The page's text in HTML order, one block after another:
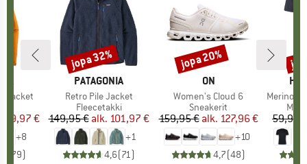
Jacket
hinta
139,97 €
+8
79)
MERKKI
PATAGONIA
Tuote
Retro Pile Jacket
Tuoteryhmä
Fleecetakki
Hinta
149,95 € Alennettu hinta
alk. 101,97 €
+1
4,6(71)
Alennus
jopa 32%
MERKKI
ON
Tuote
Women's Cloud 6
Tuoteryhmä
Sneakerit
Hinta
159,95 € Alennettu hinta
alk. 127,96 €
+10
4,7(48)
Alennus
jopa 20%
Tuote
MerinoMix150
59,95 €